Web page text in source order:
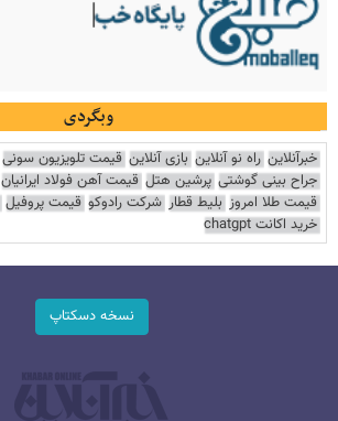
وبگردی
خبرآنلاین راه نو آنلاین بازی آنلاین قیمت تلویزیون سونی
جراح بینی گوشتی پرشین هتل قیمت آهن فولاد ایرانیان
قیمت طلا امروز بلیط قطار شرکت رادوکو قیمت پروفیل
خرید اکانت chatgpt
نسخه دسکتاپ